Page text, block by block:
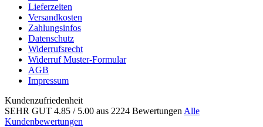
Lieferzeiten
Versandkosten
Zahlungsinfos
Datenschutz
Widerrufsrecht
Widerruf Muster-Formular
AGB
Impressum
Kundenzufriedenheit
SEHR GUT 4.85 / 5.00 aus 2224 Bewertungen Alle
Kundenbewertungen